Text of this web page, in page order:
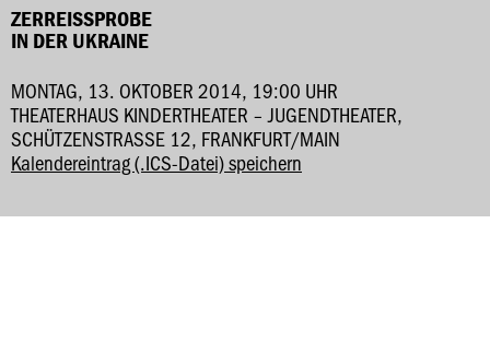
ZERREISSPROBE
IN DER UKRAINE
MONTAG, 13. OKTOBER 2014, 19:00 UHR
THEATERHAUS KINDERTHEATER – JUGENDTHEATER,
SCHÜTZENSTRASSE 12, FRANKFURT/MAIN
Kalendereintrag (.ICS-Datei) speichern